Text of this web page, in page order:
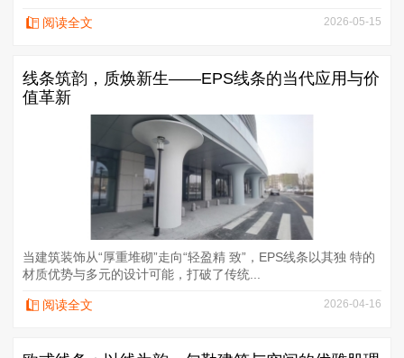
阅读全文 2026-05-15
线条筑韵，质焕新生——EPS线条的当代应用与价
值革新
当建筑装饰从“厚重堆砌”走向“轻盈精 致”，EPS线条以其独 特的
材质优势与多元的设计可能，打破了传统...
阅读全文 2026-04-16